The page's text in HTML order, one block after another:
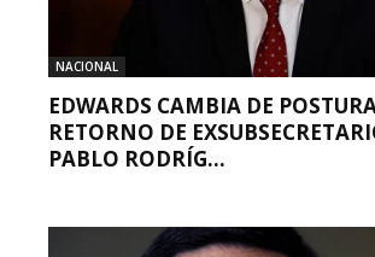
NACIONAL
EDWARDS CAMBIA DE
RETORNO DE
PABLO RODRÍG...